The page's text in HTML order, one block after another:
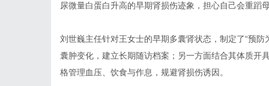
尿微量白蛋白升高的早期肾损伤迹象，担心自己会重蹈
刘世巍主任针对王女士的早期多囊肾状态，制定了“预
囊肿变化，建立长期随访档案；另一方面结合其体质开
格管理血压、饮食与作息，规避肾损伤诱因。